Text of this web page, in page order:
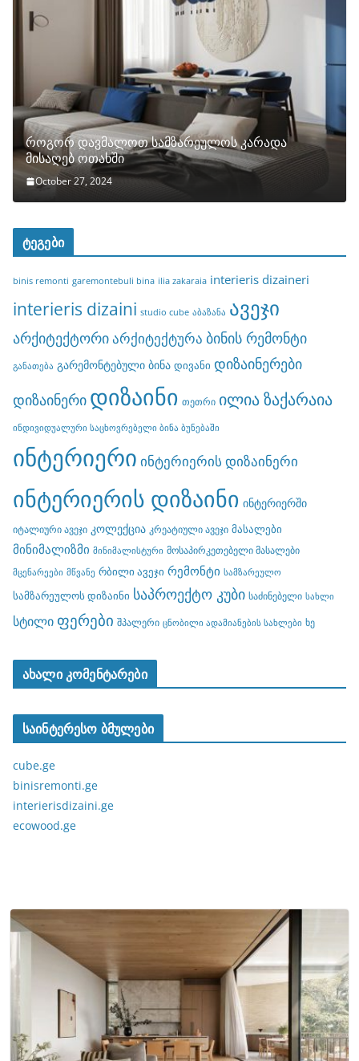
როგორ დავმალოთ სამზარეულოს კარადა
მისაღებ ოთახში
October 27, 2024
ტეგები
binis remonti garemontebuli bina ilia zakaraia interieris dizaineri
interieris dizaini studio cube აბაზანა ავეჯი
არქიტექტორიარქიტექტურა ბინის რემონტი
განათება გარემონტებული ბინა დივანი დიზაინერები
დიზაინერი დიზაინი თეთრი ილია ზაქარაია
ინდივიდუალური საცხოვრებელი ბინა ბუნებაში
ინტერიერი ინტერიერის დიზაინერი
ინტერიერის დიზაინი ინტერიერში
იტალიური ავეჯი კოლექცია კრეატიული ავეჯი მასალები
მინიმალიზმი მინიმალისტური მოსაპირკეთებელი მასალები
მცენარეები მწვანე რბილი ავეჯი რემონტი სამზარეულო
სამზარეულოს დიზაინი საპროექტო კუბი საძინებელი სახლი
სტილი ფერები შპალერი ცნობილი ადამიანების სახლები ხე
ახალი კომენტარები
საინტერესო ბმულები
cube.ge
binisremonti.ge
interierisdizaini.ge
ecowood.ge